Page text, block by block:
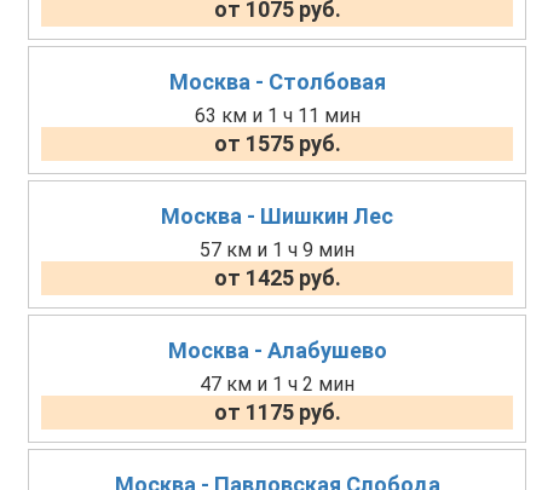
от 1075 руб.
Москва - Столбовая
63 км и 1 ч 11 мин
от 1575 руб.
Москва - Шишкин Лес
57 км и 1 ч 9 мин
от 1425 руб.
Москва - Алабушево
47 км и 1 ч 2 мин
от 1175 руб.
Москва - Павловская Слобода